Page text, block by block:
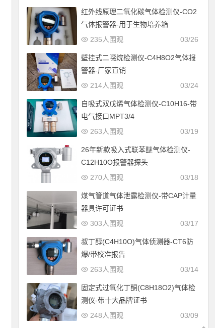
红外线原理二氧化碳气体检测仪-CO2
气体报警器-用于生物培养箱
03/26
235人围观
壁挂式二噁烷检测仪-C4H8O2气体报
警器-厂家直销
03/24
214人围观
自吸式双戊烯气体检测仪-C10H16-带
电气接口MPT3/4
03/19
263人围观
26年新款吸入式联苯醚气体检测仪-
C12H10O报警器探头
03/18
270人围观
煤气管道气体泄露检测仪-带CAP计量
器具许可证书
03/17
303人围观
叔丁醇(C4H10O)气体侦测器-CT6防
爆/带校准报告
03/14
263人围观
固定式过氧化丁酮(C8H18O2)气体检
测仪-带十大品牌证书
03/09
248人围观